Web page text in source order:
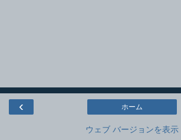
‹ ホーム
ウェブ バージョンを表示